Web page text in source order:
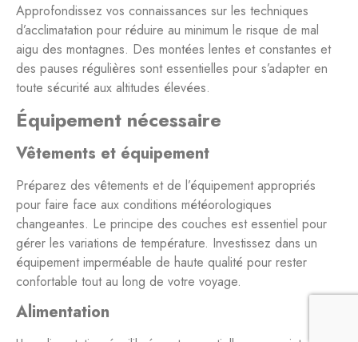
Approfondissez vos connaissances sur les techniques
d’acclimatation pour réduire au minimum le risque de mal
aigu des montagnes. Des montées lentes et constantes et
des pauses régulières sont essentielles pour s’adapter en
toute sécurité aux altitudes élevées.
Équipement nécessaire
Vêtements et équipement
Préparez des vêtements et de l’équipement appropriés
pour faire face aux conditions météorologiques
changeantes. Le principe des couches est essentiel pour
gérer les variations de température. Investissez dans un
équipement imperméable de haute qualité pour rester
confortable tout au long de votre voyage.
Alimentation